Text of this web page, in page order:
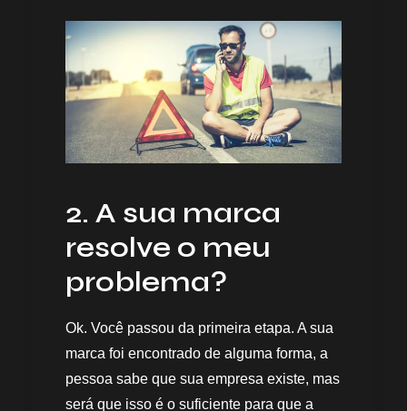
2. A sua marca
resolve o meu
problema?
Ok. Você passou da primeira etapa. A sua
marca foi encontrado de alguma forma, a
pessoa sabe que sua empresa existe, mas
será que isso é o suficiente para que a